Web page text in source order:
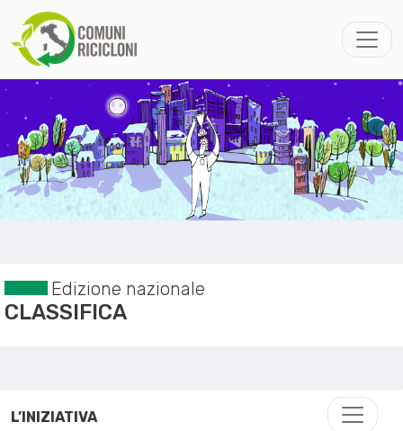
Edizione nazionale
CLASSIFICA
L’INIZIATIVA